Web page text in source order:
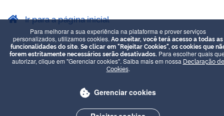
Ir para a página inicial
Para melhorar a sua experiência na plataforma e prover serviços
personalizados, utilizamos cookies. Ao aceitar, você terá acesso a todas as
funcionalidades do site. Se clicar em "Rejeitar Cookies", os cookies que
forem estritamente necessários serão desativados. Para escolher quais
autorizar, clique em "Gerenciar cookies". Saiba mais em nossa Declaração de
Cookies.
Gerenciar cookies